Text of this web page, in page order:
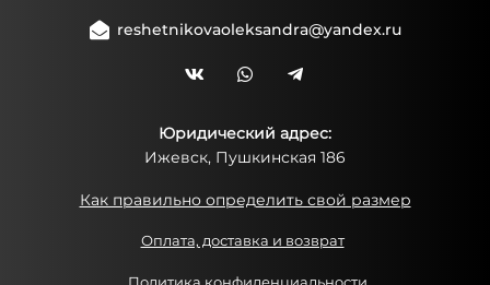
reshetnikovaoleksandra@yandex.ru
Юридический адрес:
Ижевск, Пушкинская 186
Как правильно определить свой размер
Оплата, доставка и возврат
Политика конфиденциальности